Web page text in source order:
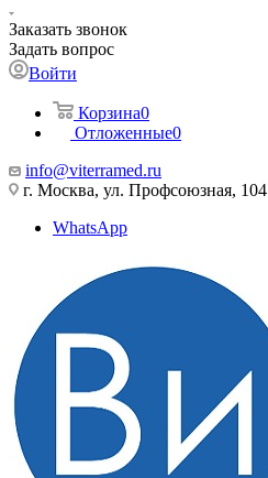
Заказать звонок
Задать вопрос
Войти
Корзина0
Отложенные0
info@viterramed.ru
г. Москва, ул. Профсоюзная, 104
WhatsApp